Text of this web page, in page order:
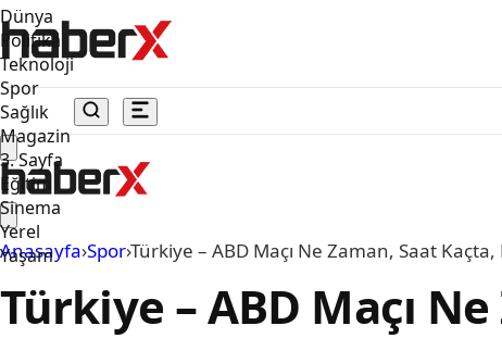
Dünya
Politika
Teknoloji
Spor
Sağlık
Magazin
3. Sayfa
Eğitim
Sinema
Yerel
Yaşam
Anasayfa›Spor›Türkiye – ABD Maçı Ne Zaman, Saat
Türkiye – ABD Maçı